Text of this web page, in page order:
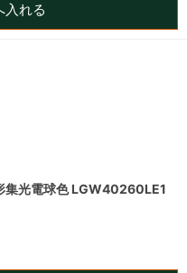
入れる
集光電球色 LGW40260LE1